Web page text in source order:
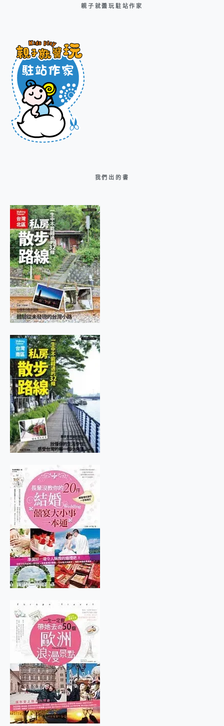
親子就醬玩駐站作家
我們出的書